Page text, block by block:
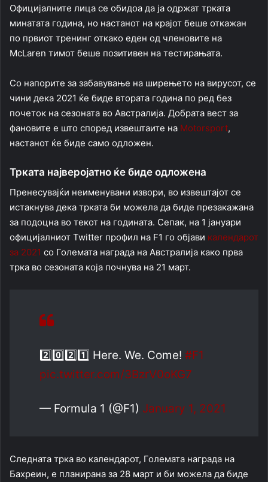
Официјалните лица се обидоа да ја одржат трката
минатата година, но настанот на крајот беше откажан
по првиот тренинг откако еден од членовите на
McLaren тимот беше позитивен на тестирањата.
Со напорите за забавување на ширењето на вирусот, се
чини дека 2021 ќе биде втората година по ред без
почеток на сезоната во Австралија. Добрата вест за
фановите е што според извештаите на Motorsport,
настанот ќе биде само одложен.
Трката најверојатно ќе биде одложена
Пренесувајќи неименувани извори, во извештајот се
истакнува дека трката би можела да биде презакажана
за подоцна во текот на годината. Сепак, на 1 јануари
официјалниот Twitter профил на F1 го објави календарот
за 2021 со Големата награда на Австралија како прва
трка во сезоната која почнува на 21 март.
2️⃣0️⃣2️⃣1️⃣ Here. We. Come! #F1
pic.twitter.com/3BzrV0oKG7
— Formula 1 (@F1) January 1, 2021
Следната трка во календарот, Големата награда на
Бахреин, е планирана за 28 март и би можела да биде